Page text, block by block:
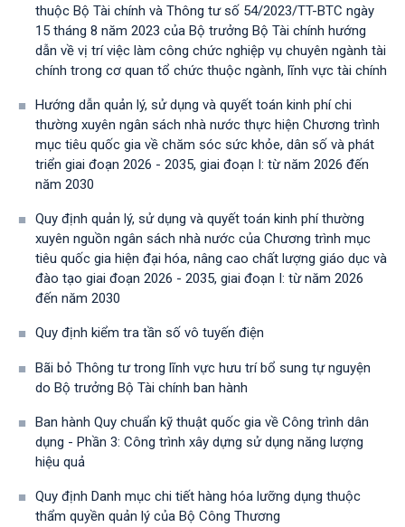
thuộc Bộ Tài chính và Thông tư số 54/2023/TT-BTС ngày
15 tháng 8 năm 2023 của Bộ trưởng Bộ Tài chính hướng
dẫn về vị trí việc làm công chức nghiệp vụ chuyên ngành tài
chính trong cơ quan tổ chức thuộc ngành, lĩnh vực tài chính
Hướng dẫn quản lý, sử dụng và quyết toán kinh phí chi
thường xuyên ngân sách nhà nước thực hiện Chương trình
mục tiêu quốc gia về chăm sóc sức khỏe, dân số và phát
triển giai đoạn 2026 - 2035, giai đoạn I: từ năm 2026 đến
năm 2030
Quy định quản lý, sử dụng và quyết toán kinh phí thường
xuyên nguồn ngân sách nhà nước của Chương trình mục
tiêu quốc gia hiện đại hóa, nâng cao chất lượng giáo dục và
đào tạo giai đoạn 2026 - 2035, giai đoạn I: từ năm 2026
đến năm 2030
Quy định kiểm tra tần số vô tuyến điện
Bãi bỏ Thông tư trong lĩnh vực hưu trí bổ sung tự nguyện
do Bộ trưởng Bộ Tài chính ban hành
Ban hành Quy chuẩn kỹ thuật quốc gia về Công trình dân
dụng - Phần 3: Công trình xây dựng sử dụng năng lượng
hiệu quả
Quy định Danh mục chi tiết hàng hóa lưỡng dụng thuộc
thẩm quyền quản lý của Bộ Công Thương